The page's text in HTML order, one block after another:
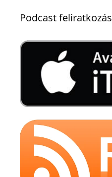
Podcast feliratkozás